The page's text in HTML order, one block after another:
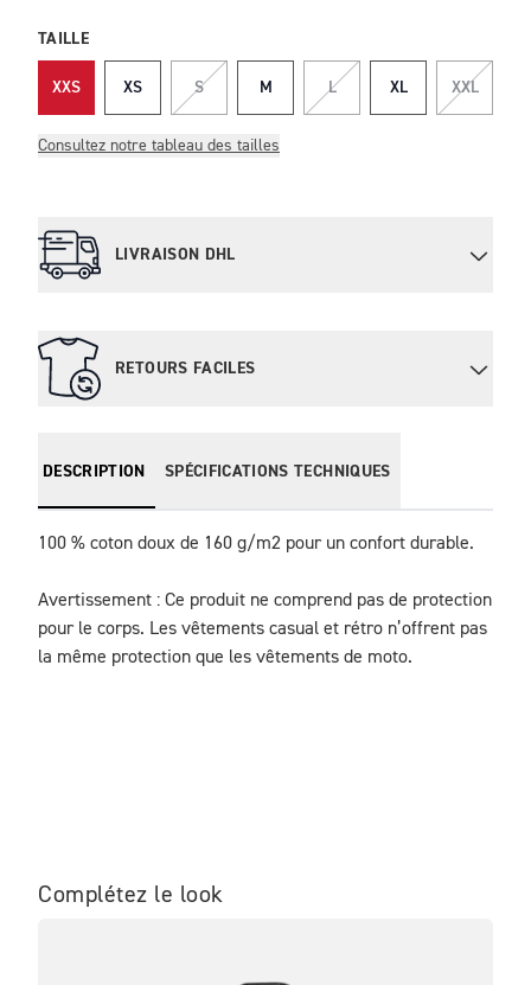
TAILLE
XXS XS S M L XL XXL
Consultez notre tableau des tailles
LIVRAISON DHL
RETOURS FACILES
DESCRIPTION SPÉCIFICATIONS TECHNIQUES
100 % coton doux de 160 g/m2 pour un confort durable.
Avertissement : Ce produit ne comprend pas de protection
pour le corps. Les vêtements casual et rétro n’offrent pas
la même protection que les vêtements de moto.
Complétez le look